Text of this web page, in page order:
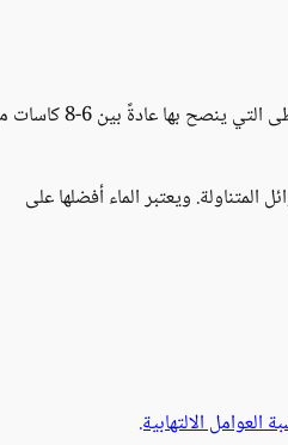
لا يوجد كمية سحرية محددة من الماء مناسبة للجميع. بل تختلف حاجة الجسم للماء من شخص لآخر. لكن تتمثل الكمية
ويعتبر الماء أفضلها على
العوامل الالتهابية.